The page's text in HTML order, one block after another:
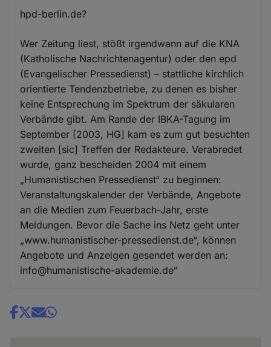
hpd-berlin.de?
Wer Zeitung liest, stößt irgendwann auf die KNA
(Katholische Nachrichtenagentur) oder den epd
(Evangelischer Pressedienst) – stattliche kirchlich
orientierte Tendenzbetriebe, zu denen es bisher
keine Entsprechung im Spektrum der säkularen
Verbände gibt. Am Rande der IBKA-Tagung im
September [2003, HG] kam es zum gut besuchten
zweiten [sic] Treffen der Redakteure. Verabredet
wurde, ganz bescheiden 2004 mit einem
„Humanistischen Pressedienst“ zu beginnen:
Veranstaltungskalender der Verbände, Angebote
an die Medien zum Feuerbach-Jahr, erste
Meldungen. Bevor die Sache ins Netz geht unter
„www.humanistischer-pressedienst.de“, können
Angebote und Anzeigen gesendet werden an:
info@humanistische-akademie.de“
Share